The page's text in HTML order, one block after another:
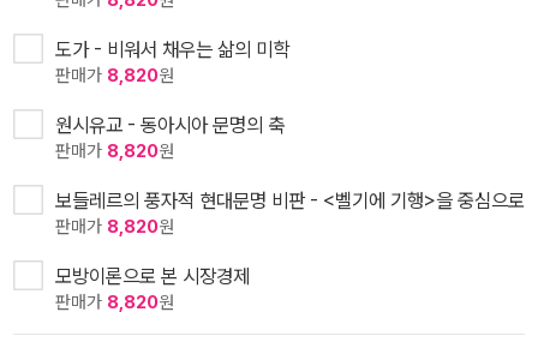
도가 - 비워서 채우는 삶의 미학
판매가 8,820원
원시유교 - 동아시아 문명의 축
판매가 8,820원
보들레르의 풍자적 현대문명 비판 - <벨기에 기행>을 중심으로
판매가 8,820원
모방이론으로 본 시장경제
판매가 8,820원